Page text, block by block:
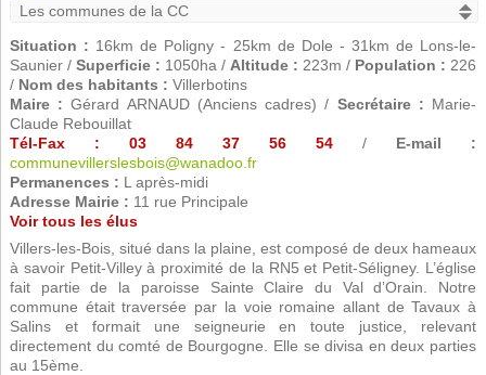
Situation : 16km de Poligny - 25km de Dole - 31km de Lons-le-
Saunier / Superficie : 1050ha / Altitude : 223m / Population : 226
/ Nom des habitants : Villerbotins
Maire : Gérard ARNAUD (Anciens cadres) / Secrétaire : Marie-
Claude Rebouillat
Tél-Fax : 03 84 37 56 54 / E-mail :
communevillerslesbois@wanadoo.fr
Permanences : L après-midi
Adresse Mairie : 11 rue Principale
Voir tous les élus
Villers-les-Bois, situé dans la plaine, est composé de deux hameaux
à savoir Petit-Villey à proximité de la RN5 et Petit-Séligney. L’église
fait partie de la paroisse Sainte Claire du Val d’Orain. Notre
commune était traversée par la voie romaine allant de Tavaux à
Salins et formait une seigneurie en toute justice, relevant
directement du comté de Bourgogne. Elle se divisa en deux parties
au 15ème.